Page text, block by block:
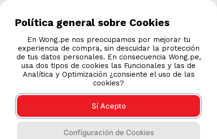
Política general sobre Cookies
En Wong.pe nos preocupamos por mejorar tu
experiencia de compra, sin descuidar la protección
de tus datos personales. En consecuencia Wong.pe,
usa dos tipos de cookies las Funcionales y las de
Analítica y Optimización ¿consiente el uso de las
cookies?
Sí Acepto
Configuración de Cookies